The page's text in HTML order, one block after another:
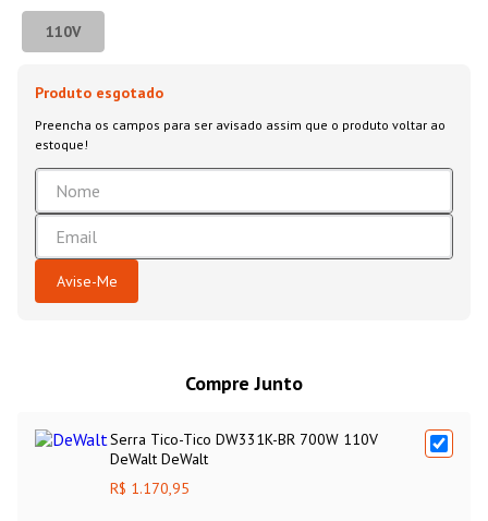
110V
Compre Junto
Serra Tico-Tico DW331K-BR 700W 110V
DeWalt DeWalt
R$ 1.170,95